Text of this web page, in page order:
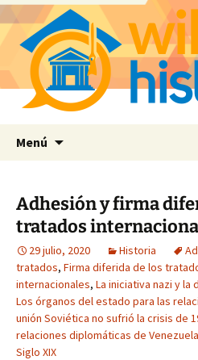
Menú
Adhesión y firma
tratados
29 julio, 2020 Historia
tratados, Firma diferida de los
internacionales, La iniciativa nazi y
Los órganos del estado para las
unión Soviética no sufrió la crisis de
relaciones diplomáticas de Venezuela
Siglo XIX